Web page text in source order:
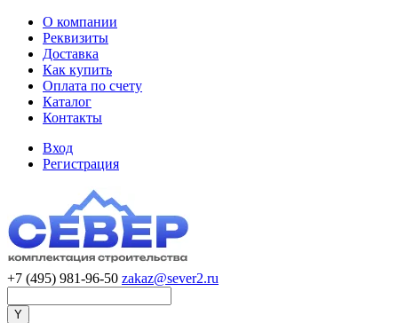
О компании
Реквизиты
Доставка
Как купить
Оплата по счету
Каталог
Контакты
Вход
Регистрация
+7 (495) 981-96-50 zakaz@sever2.ru